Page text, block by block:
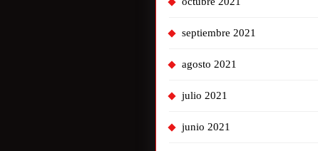
septiembre 2021
agosto 2021
julio 2021
junio 2021